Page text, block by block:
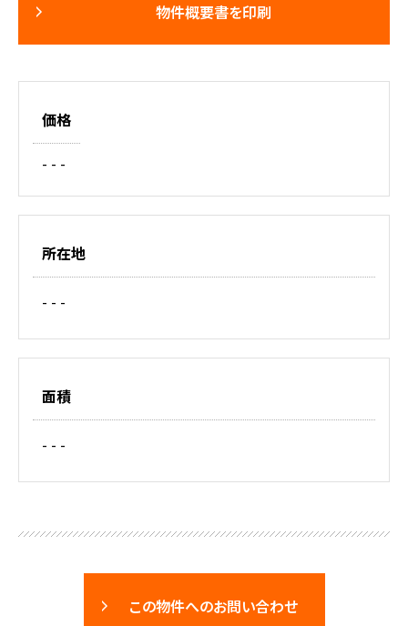
物件概要書を印刷
価格
- - -
所在地
- - -
面積
- - -
この物件へのお問い合わせ